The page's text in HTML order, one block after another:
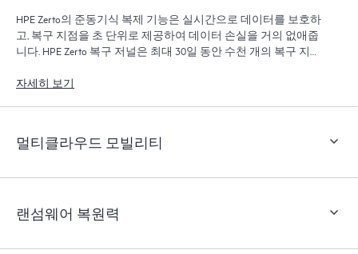
HPE Zerto의 준동기식 복제 기능은 실시간으로 데이터를 보호하
고, 복구 지점을 초 단위로 제공하여 데이터 손실을 거의 없애줍
니다. HPE Zerto 복구 저널은 최대 30일 동안 수천 개의 복구 지점
자세히 보기
멀티클라우드 모빌리티
랜섬웨어 복원력